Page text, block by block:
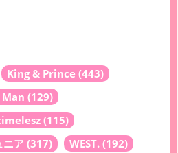
King & Prince (443)
(129)
(115)
ニア (317) WEST. (192)